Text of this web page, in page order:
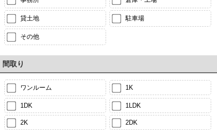
貸土地 駐車場
その他
間取り
ワンルーム 1K
1DK 1LDK
2K 2DK